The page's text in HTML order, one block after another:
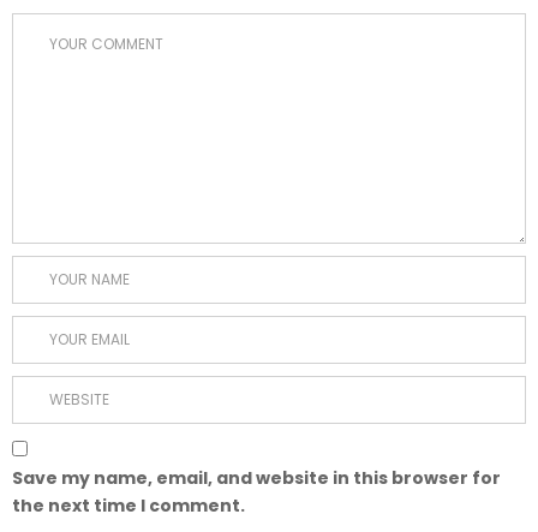
Save my name, email, and website in this browser for
the next time I comment.